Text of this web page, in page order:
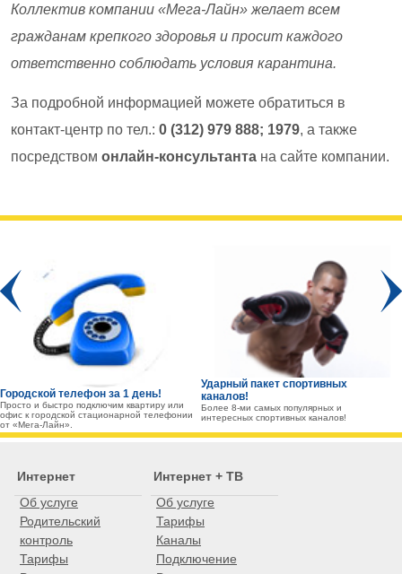
Коллектив компании «Мега-Лайн» желает всем
гражданам крепкого здоровья и просит каждого
ответственно соблюдать условия карантина.
За подробной информацией можете обратиться в
контакт-центр по тел.: 0 (312) 979 888; 1979, а также
посредством онлайн-консультанта на сайте компании.
Городской телефон за 1 день!
Просто и быстро подключим квартиру или
офис к городской стационарной телефонии
от «Мега-Лайн».
Ударный пакет спортивных
каналов!
Более 8-ми самых популярных и
интересных спортивных каналов!
Интернет
Об услуге
Родительский
контроль
Тарифы
Интернет + ТВ
Об услуге
Тарифы
Каналы
Подключение